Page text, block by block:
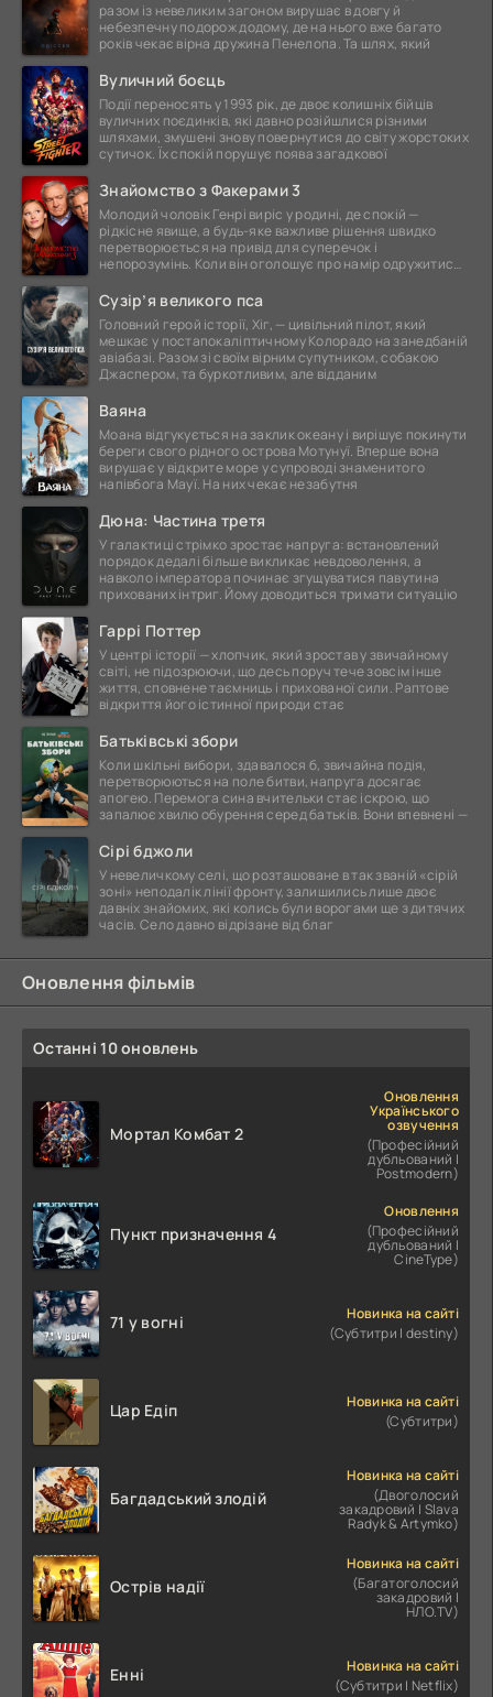
разом із невеликим загоном вирушає в довгу й
небезпечну подорож додому, де на нього вже багато
років чекає вірна дружина Пенелопа. Та шлях, який
Вуличний боєць
Події переносять у 1993 рік, де двоє колишніх бійців
вуличних поєдинків, які давно розійшлися різними
шляхами, змушені знову повернутися до світу жорстоких
сутичок. Їх спокій порушує поява загадкової
Знайомство з Факерами 3
Молодий чоловік Генрі виріс у родині, де спокій —
рідкісне явище, а будь-яке важливе рішення швидко
перетворюється на привід для суперечок і
непорозумінь. Коли він оголошує про намір одружитися,
Сузір’я великого пса
Головний герой історії, Хіг, — цивільний пілот, який
мешкає у постапокаліптичному Колорадо на занедбаній
авіабазі. Разом зі своїм вірним супутником, собакою
Джаспером, та буркотливим, але відданим
Ваяна
Моана відгукується на заклик океану і вирішує покинути
береги свого рідного острова Мотунуї. Вперше вона
вирушає у відкрите море у супроводі знаменитого
напівбога Мауї. На них чекає незабутня
Дюна: Частина третя
У галактиці стрімко зростає напруга: встановлений
порядок дедалі більше викликає невдоволення, а
навколо імператора починає згущуватися павутина
прихованих інтриг. Йому доводиться тримати ситуацію
Гаррі Поттер
У центрі історії — хлопчик, який зростав у звичайному
світі, не підозрюючи, що десь поруч тече зовсім інше
життя, сповнене таємниць і прихованої сили. Раптове
відкриття його істинної природи стає
Батьківські збори
Коли шкільні вибори, здавалося б, звичайна подія,
перетворюються на поле битви, напруга досягає
апогею. Перемога сина вчительки стає іскрою, що
запалює хвилю обурення серед батьків. Вони впевнені —
Сірі бджоли
У невеличкому селі, що розташоване в так званій «сірій
зоні» неподалік лінії фронту, залишились лише двоє
давніх знайомих, які колись були ворогами ще з дитячих
часів. Село давно відрізане від благ
Оновлення фільмів
Останні 10 оновлень
Мортал Комбат 2
Оновлення
Українського
озвучення
(Професійний
дубльований |
Postmodern)
Пункт призначення 4
Оновлення
(Професійний
дубльований |
CineType)
71 у вогні
Новинка на сайті
(Субтитри | destiny)
Цар Едіп
Новинка на сайті
(Субтитри)
Багдадський злодій
Новинка на сайті
(Двоголосий
закадровий | Slava
Radyk & Artymko)
Острів надії
Новинка на сайті
(Багатоголосий
закадровий |
НЛО.TV)
Енні
Новинка на сайті
(Субтитри | Netflix)